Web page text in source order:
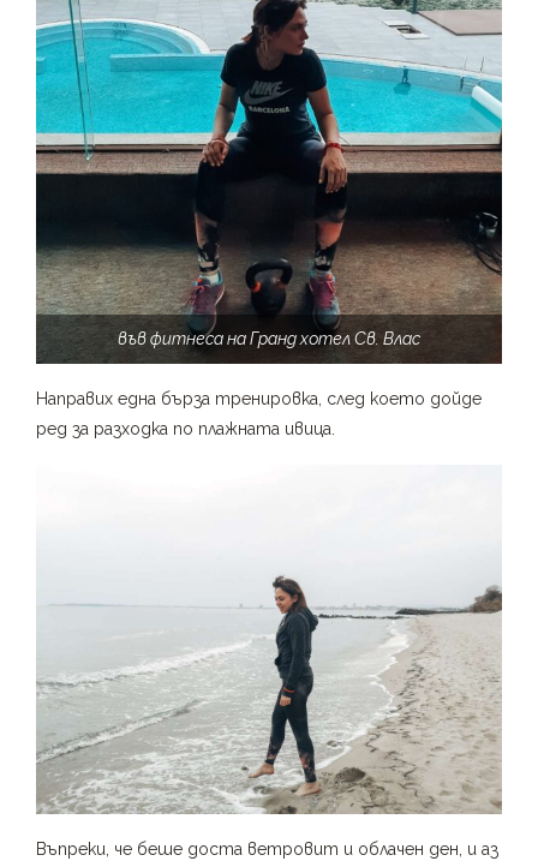
във фитнеса на Гранд хотел Св. Влас
Направих една бърза тренировка, след което дойде
ред за разходка по плажната ивица.
Въпреки, че беше доста ветровит и облачен ден, и аз